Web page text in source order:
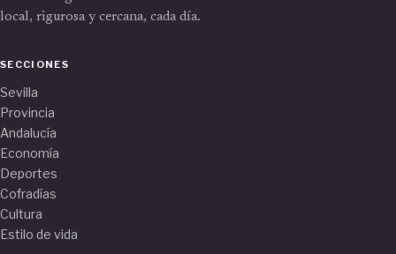
local, rigurosa y cercana, cada día.
SECCIONES
Sevilla
Provincia
Andalucía
Economía
Deportes
Cofradías
Cultura
Estilo de vida